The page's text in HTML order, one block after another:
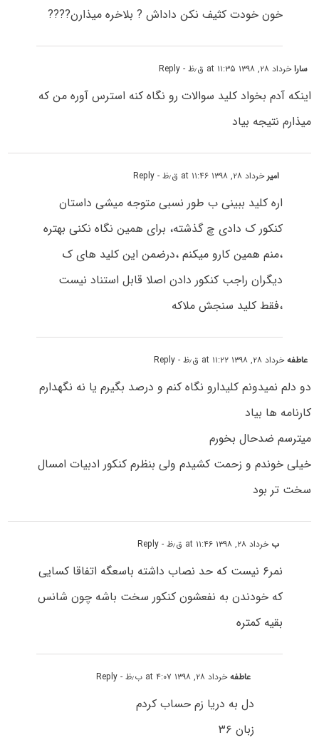
خون خودت کثیف نکن داداش ? بلاخره میذارن????
ساراخرداد ۲۸, ۱۳۹۸ at ۱۱:۳۵ ق٫ظ - Reply
اینکه آدم بخواد کلید سوالات رو نگاه کنه استرس آوره من که
میذارم نتیجه بیاد
امیرخرداد ۲۸, ۱۳۹۸ at ۱۱:۴۶ ق٫ظ - Reply
اره کلید ببینی ب طور نسبی متوجه میشی داستان
کنکور ک دادی چ گذشته، برای همین نگاه نکنی بهتره
،منم همین کارو میکنم ،درضمن این کلید های ک
دیگران راجب کنکور دادن اصلا قابل استناد نیست
،فقط کلید سنجش ملاکه
عاطفهخرداد ۲۸, ۱۳۹۸ at ۱۱:۲۲ ق٫ظ - Reply
دو دلم نمیدونم کلیدارو نگاه کنم و درصد بگیرم یا نه نگهدارم
کارنامه ها بیاد
میترسم ضدحال بخورم
خیلی خوندم و زحمت کشیدم ولی بنظرم کنکور ادبیات امسال
سخت تر بود
ب خرداد ۲۸, ۱۳۹۸ at ۱۱:۴۶ ق٫ظ - Reply
نمر۶ نیست که حد نصاب داشته باسعگه اتفاقا کسایی
که خودندن به نفعشون کنکور سخت باشه چون شانس
بقیه کمتره
عاطفهخرداد ۲۸, ۱۳۹۸ at ۴:۰۷ ب٫ظ - Reply
دل به دریا زم حساب کردم
زبان ۳۶